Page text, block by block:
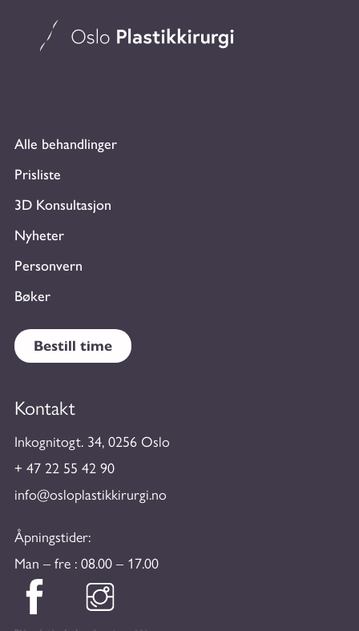
Alle behandlinger
Prisliste
3D Konsultasjon
Nyheter
Personvern
Bøker
Bestill time
Kontakt
Inkognitogt. 34, 0256 Oslo
+ 47 22 55 42 90
info@osloplastikkirurgi.no
Åpningstider:
Man – fre : 08.00 – 17.00